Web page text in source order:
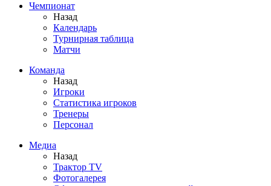
Чемпионат
Назад
Календарь
Турнирная таблица
Матчи
Команда
Назад
Игроки
Статистика игроков
Тренеры
Персонал
Медиа
Назад
Трактор TV
Фотогалерея